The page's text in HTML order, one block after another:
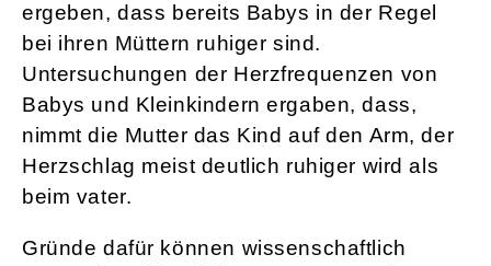
ergeben, dass bereits Babys in der Regel
bei ihren Müttern ruhiger sind.
Untersuchungen der Herzfrequenzen von
Babys und Kleinkindern ergaben, dass,
nimmt die Mutter das Kind auf den Arm, der
Herzschlag meist deutlich ruhiger wird als
beim vater.
Gründe dafür können wissenschaftlich